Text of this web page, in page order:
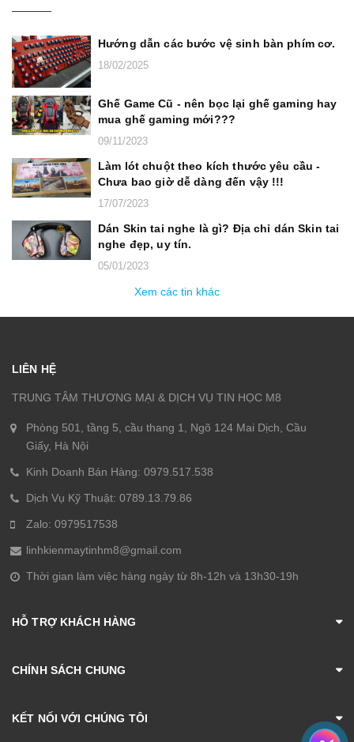
Hướng dẫn các bước vệ sinh bàn phím cơ.
18/02/2025
Ghế Game Cũ - nên bọc lại ghế gaming hay
mua ghế gaming mới???
09/11/2023
Làm lót chuột theo kích thước yêu cầu -
Chưa bao giờ dễ dàng đến vậy !!!
17/07/2023
Dán Skin tai nghe là gì? Địa chỉ dán Skin tai
nghe đẹp, uy tín.
05/01/2023
Xem các tin khác
LIÊN HỆ
TRUNG TÂM THƯƠNG MẠI & DỊCH VỤ TIN HỌC M8
Phòng 501, tầng 5, cầu thang 1, Ngõ 124 Mai Dịch, Cầu
Giấy, Hà Nội
Kinh Doanh Bán Hàng: 0979.517.538
Dịch Vụ Kỹ Thuật: 0789.13.79.86
Zalo: 0979517538
linhkienmaytinhm8@gmail.com
Thời gian làm việc hàng ngày từ 8h-12h và 13h30-19h
HỖ TRỢ KHÁCH HÀNG
CHÍNH SÁCH CHUNG
KẾT NỐI VỚI CHÚNG TÔI